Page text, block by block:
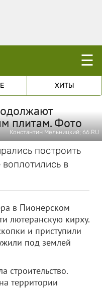
☰
ХИТЫ
плитам. Фото
Константин Мельницкий; 66.RU
построить
в
в Пионерском
лютеранскую кирху.
и приступили
под землей
строительство.
территории